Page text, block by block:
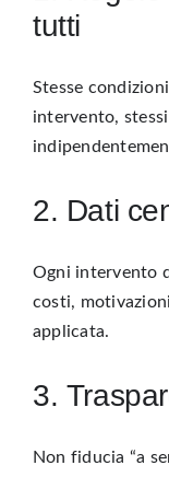
tutti
Stesse
intervento,
2. Dati
Ogni intervento
costi,
applicata.
3.
Non fiducia “a